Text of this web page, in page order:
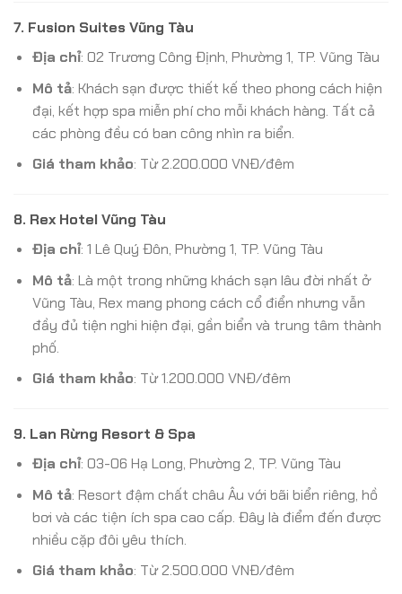
7. Fusion Suites Vũng Tàu
Địa chỉ: 02 Trương Công Định, Phường 1, TP. Vũng Tàu
Mô tả: Khách sạn được thiết kế theo phong cách hiện
đại, kết hợp spa miễn phí cho mỗi khách hàng. Tất cả
các phòng đều có ban công nhìn ra biển.
Giá tham khảo: Từ 2.200.000 VNĐ/đêm
8. Rex Hotel Vũng Tàu
Địa chỉ: 1 Lê Quý Đôn, Phường 1, TP. Vũng Tàu
Mô tả: Là một trong những khách sạn lâu đời nhất ở
Vũng Tàu, Rex mang phong cách cổ điển nhưng vẫn
đầy đủ tiện nghi hiện đại, gần biển và trung tâm thành
phố.
Giá tham khảo: Từ 1.200.000 VNĐ/đêm
9. Lan Rừng Resort & Spa
Địa chỉ: 03-06 Hạ Long, Phường 2, TP. Vũng Tàu
Mô tả: Resort đậm chất châu Âu với bãi biển riêng, hồ
bơi và các tiện ích spa cao cấp. Đây là điểm đến được
nhiều cặp đôi yêu thích.
Giá tham khảo: Từ 2.500.000 VNĐ/đêm